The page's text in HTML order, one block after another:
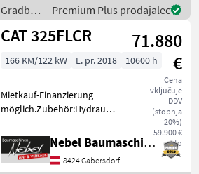
durchgeführt. Einsatzbereit
ohne
Gradbeni
stroji /
CAT
Premium Plus prodajalec
CAT 325FLCR
71.880
€
Cena
vključuje
DDV
(stopnja
20%)
59.900 €
neto
166 KM/122 kW L. pr. 2018 10600 h
Mietkauf-Finanzierung
möglich.Zubehör:Hydraulischer
1400mm. Gradbeni stroji
Bager goseničar
Nebel Baumaschinen
8424 Gabersdorf